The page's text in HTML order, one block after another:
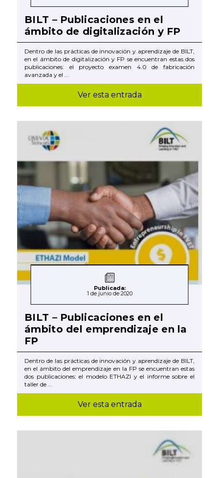
BILT – Publicaciones en el
ámbito de digitalización y FP
Dentro de las prácticas de innovación y aprendizaje de BILT,
en el ámbito de digitalización y FP se encuentran estas dos
publicaciones: el proyecto examen 4.0 de fabricación
avanzada y el ...
Ver esta entrada
Publicada:
1 de junio de 2020
BILT – Publicaciones en el
ámbito del emprendizaje en la
FP
Dentro de las prácticas de innovación y aprendizaje de BILT,
en el ámbito del emprendizaje en la FP se encuentran estas
dos publicaciones: el modelo ETHAZI y el informe sobre el
taller de ...
Ver esta entrada